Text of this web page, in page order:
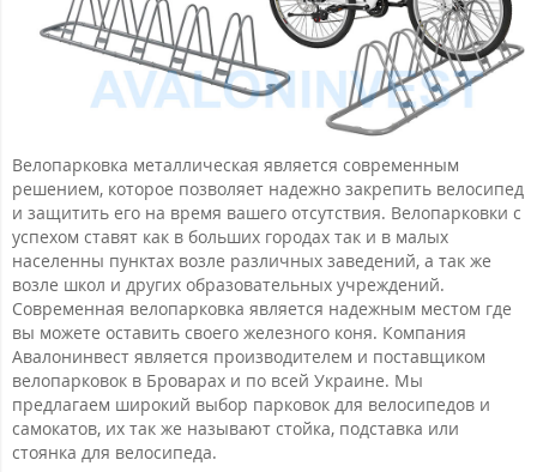
Велопарковка металлическая является современным
решением, которое позволяет надежно закрепить велосипед
и защитить его на время вашего отсутствия. Велопарковки с
успехом ставят как в больших городах так и в малых
населенны пунктах возле различных заведений, а так же
возле школ и других образовательных учреждений.
Современная велопарковка является надежным местом где
вы можете оставить своего железного коня. Компания
Авалонинвест является производителем и поставщиком
велопарковок в Броварах и по всей Украине. Мы
предлагаем широкий выбор парковок для велосипедов и
самокатов, их так же называют стойка, подставка или
стоянка для велосипеда.